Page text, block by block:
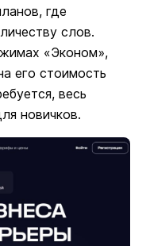
где
слов.
«Эконом»,
его стоимость
весь
новичков.